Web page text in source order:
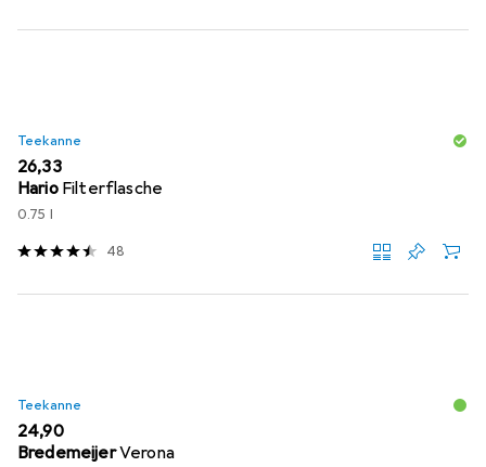
Teekanne
EUR
26,33
Hario Filterflasche
0.75 l
48
Teekanne
EUR
24,90
BredemeijerVerona